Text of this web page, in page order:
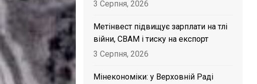
3 Серпня, 2026
Метінвест підвищує зарплати на тлі
війни, CBAM і тиску на експорт
3 Серпня, 2026
Мінекономіки: у Верховній Раді